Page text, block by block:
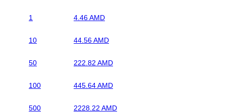
1 4.46 AMD
10 44.56 AMD
50 222.82 AMD
100 445.64 AMD
500 2228.22 AMD